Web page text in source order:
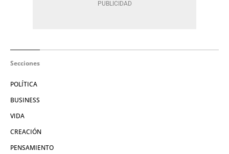
Secciones
POLÍTICA
BUSINESS
VIDA
CREACIÓN
PENSAMIENTO